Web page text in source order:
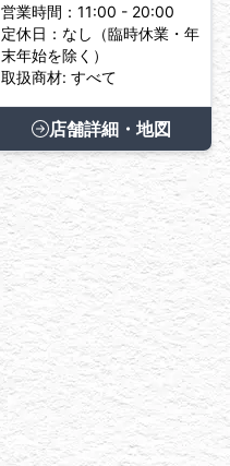
営業時間：11:00 - 20:00
定休日：なし（臨時休業・年
末年始を除く）
取扱商材: すべて
店舗詳細・地図